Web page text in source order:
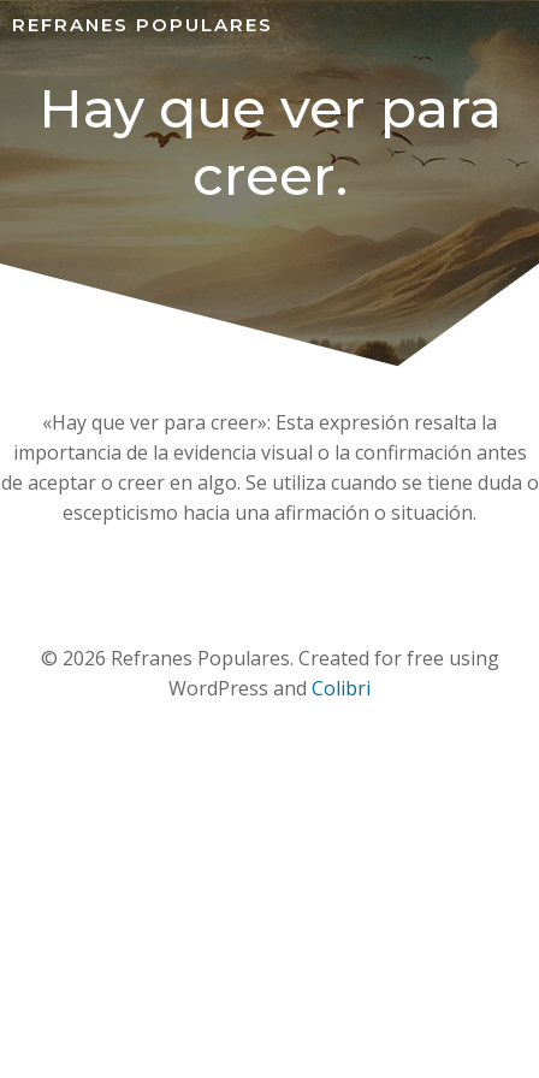
REFRANES POPULARES
Hay que ver para
creer.
«Hay que ver para creer»: Esta expresión resalta la
importancia de la evidencia visual o la confirmación antes
de aceptar o creer en algo. Se utiliza cuando se tiene duda o
escepticismo hacia una afirmación o situación.
© 2026 Refranes Populares. Created for free using
WordPress and Colibri